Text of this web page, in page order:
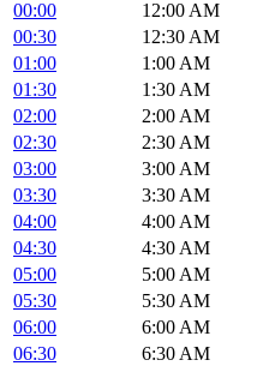
00:00
12:00 AM
00:30
12:30 AM
01:00
1:00 AM
01:30
1:30 AM
02:00
2:00 AM
02:30
2:30 AM
03:00
3:00 AM
03:30
3:30 AM
04:00
4:00 AM
04:30
4:30 AM
05:00
5:00 AM
05:30
5:30 AM
06:00
6:00 AM
06:30
6:30 AM